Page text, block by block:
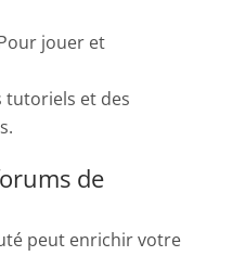
jouer et
tutoriels et des
de
peut enrichir votre